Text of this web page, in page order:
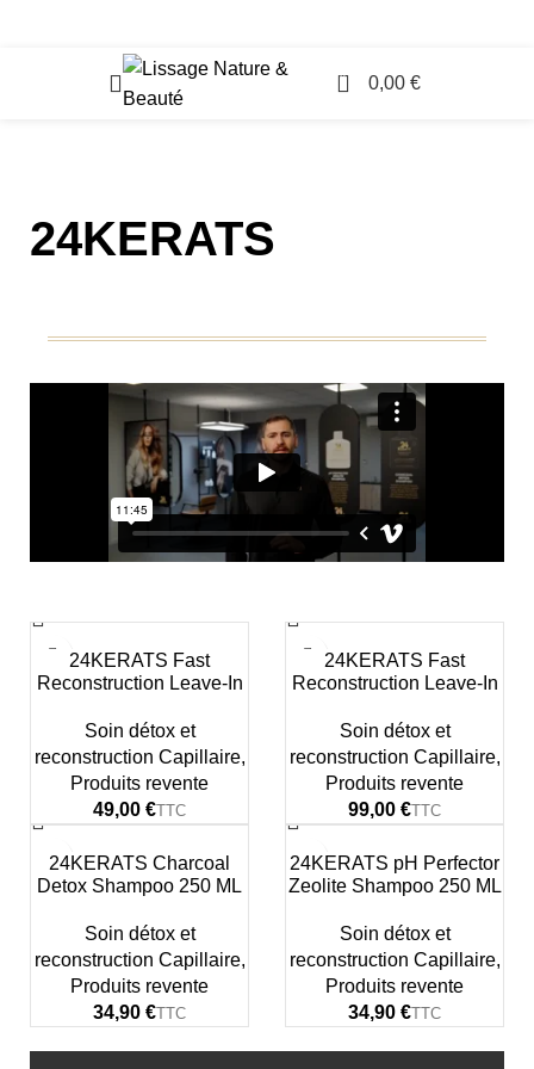
0 0,00 €
24KERATS
24KERATS Fast
Reconstruction Leave-In
Soin détox et
reconstruction Capillaire,
Produits revente
€
24KERATS Fast
Reconstruction Leave-In
Soin détox et
reconstruction Capillaire,
Produits revente
€
24KERATS Charcoal
Detox Shampoo 250 ML
Soin détox et
reconstruction Capillaire,
Produits revente
€
24KERATS pH Perfector
Zeolite Shampoo 250 ML
Soin détox et
reconstruction Capillaire,
Produits revente
€